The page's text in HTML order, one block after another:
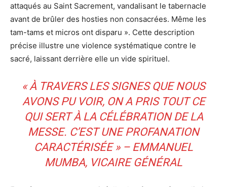
attaqués au Saint Sacrement, vandalisant le tabernacle
avant de brûler des hosties non consacrées. Même les
tam-tams et micros ont disparu ». Cette description
précise illustre une violence systématique contre le
sacré, laissant derrière elle un vide spirituel.
« À TRAVERS LES SIGNES QUE NOUS
AVONS PU VOIR, ON A PRIS TOUT CE
QUI SERT À LA CÉLÉBRATION DE LA
MESSE. C’EST UNE PROFANATION
CARACTÉRISÉE » – EMMANUEL
MUMBA, VICAIRE GÉNÉRAL